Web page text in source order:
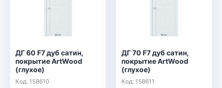
ДГ 60 F7 дуб сатин,
покрытие ArtWood
(глухое)
Код: 158610
ДГ 70 F7 дуб сатин,
покрытие ArtWood
(глухое)
Код: 158611